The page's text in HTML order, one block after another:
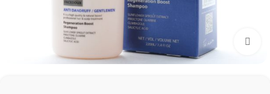
بزرگنمایی تصویر